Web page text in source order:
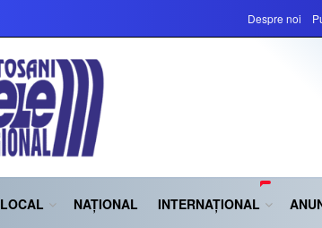
Despre noi
LOCAL NAȚIONAL INTERNAȚIONAL